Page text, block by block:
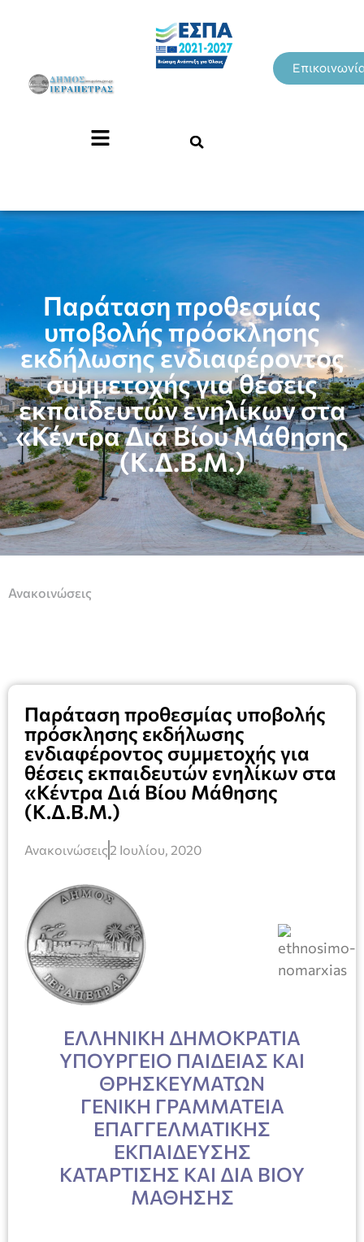
Παράταση προθεσμίας
υποβολής πρόσκλησης
εκδήλωσης ενδιαφέροντος
συμμετοχής για θέσεις
εκπαιδευτών ενηλίκων στα
«Κέντρα Διά Βίου Μάθησης
(Κ.Δ.Β.Μ.)
Ανακοινώσεις
Παράταση προθεσμίας υποβολής
πρόσκλησης εκδήλωσης
ενδιαφέροντος συμμετοχής για
θέσεις εκπαιδευτών ενηλίκων στα
«Κέντρα Διά Βίου Μάθησης
(Κ.Δ.Β.Μ.)
Ανακοινώσεις 2 Ιουλίου, 2020
ΕΛΛΗΝΙΚΗ ΔΗΜΟΚΡΑΤΙΑ
ΥΠΟΥΡΓΕΙΟ ΠΑΙΔΕΙΑΣ ΚΑΙ
ΘΡΗΣΚΕΥΜΑΤΩΝ
ΓΕΝΙΚΗ ΓΡΑΜΜΑΤΕΙΑ
ΕΠΑΓΓΕΛΜΑΤΙΚΗΣ
ΕΚΠΑΙΔΕΥΣΗΣ
ΚΑΤΑΡΤΙΣΗΣ ΚΑΙ ΔΙΑ ΒΙΟΥ
ΜΑΘΗΣΗΣ